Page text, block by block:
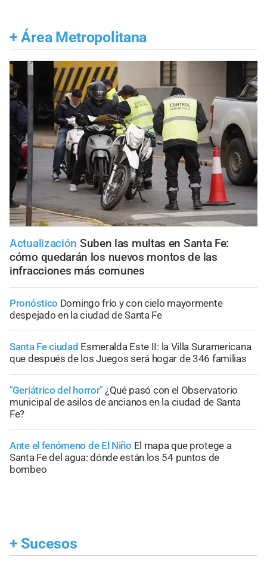
+ Área Metropolitana
Actualización Suben las multas en Santa Fe:
cómo quedarán los nuevos montos de las
infracciones más comunes
Pronóstico Domingo frío y con cielo mayormente
despejado en la ciudad de Santa Fe
Santa Fe ciudad Esmeralda Este II: la Villa Suramericana
que después de los Juegos será hogar de 346 familias
"Geriátrico del horror" ¿Qué pasó con el Observatorio
municipal de asilos de ancianos en la ciudad de Santa
Fe?
Ante el fenómeno de El Niño El mapa que protege a
Santa Fe del agua: dónde están los 54 puntos de
bombeo
+ Sucesos